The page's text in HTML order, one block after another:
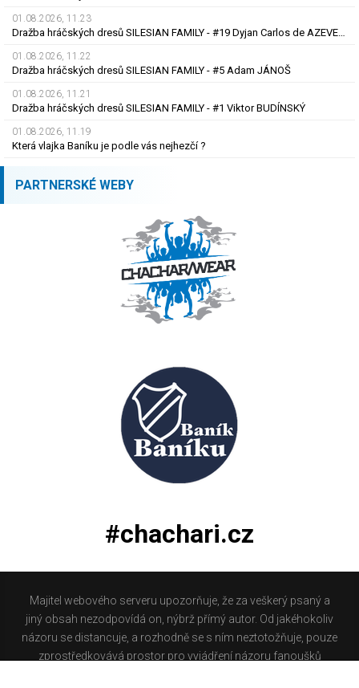
01.08.2026, 11.23
Dražba hráčských dresů SILESIAN FAMILY - #19 Dyjan Carlos de AZEVEDO
01.08.2026, 11.22
Dražba hráčských dresů SILESIAN FAMILY - #5 Adam JÁNOŠ
01.08.2026, 11.21
Dražba hráčských dresů SILESIAN FAMILY - #1 Viktor BUDÍNSKÝ
01.08.2026, 11.19
Která vlajka Baníku je podle vás nejhezčí ?
PARTNERSKÉ WEBY
#chachari.cz
Majitel webového serveru upozorňuje, že za veškerý psaný a
jiný obsah nezodpovídá on, nýbrž přímý autor. Od jakéhokoliv
názoru se distancuje, a rozhodně se s ním neztotožňuje, pouze
zprostředkovává prostor pro vyjádření názoru fanoušků